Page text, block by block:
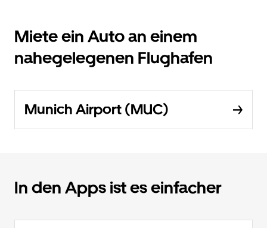
Miete ein Auto an einem
nahegelegenen Flughafen
Munich Airport (MUC)
In den Apps ist es einfacher